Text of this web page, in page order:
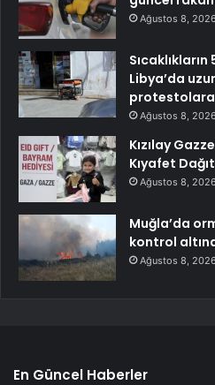
Ağustos 8, 2026
Libya’da
protestolara
Ağustos 8, 2026
Kızılay
Kıyafet
Ağustos 8, 2026
Muğla’da
kontrol
Ağustos 8, 2026
En Güncel Haberler